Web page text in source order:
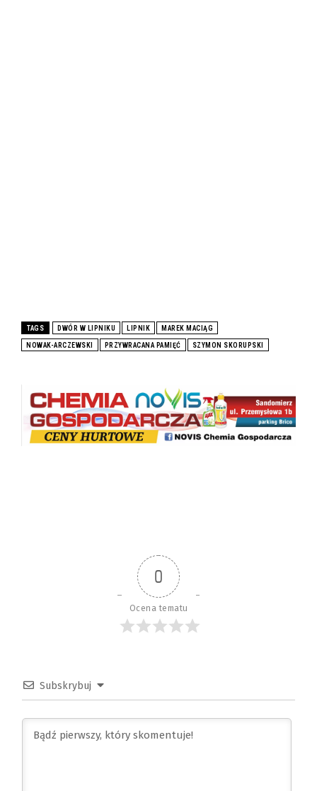
TAGS DWÓR W LIPNIKU LIPNIK MAREK MACIĄG
NOWAK-ARCZEWSKI PRZYWRACANA PAMIĘĆ SZYMON SKORUPSKI
0
Ocena tematu
Subskrybuj